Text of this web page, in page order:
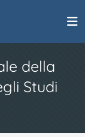
della
Studi